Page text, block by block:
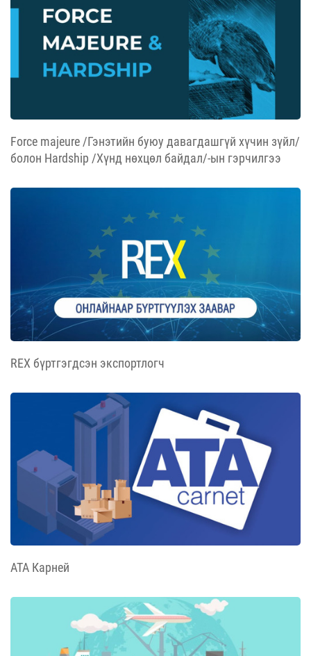
Force majeure /Гэнэтийн буюу давагдашгүй хүчин зүйл/
болон Hardship /Хүнд нөхцөл байдал/-ын гэрчилгээ
REX бүртгэгдсэн экспортлогч
АТА Карней